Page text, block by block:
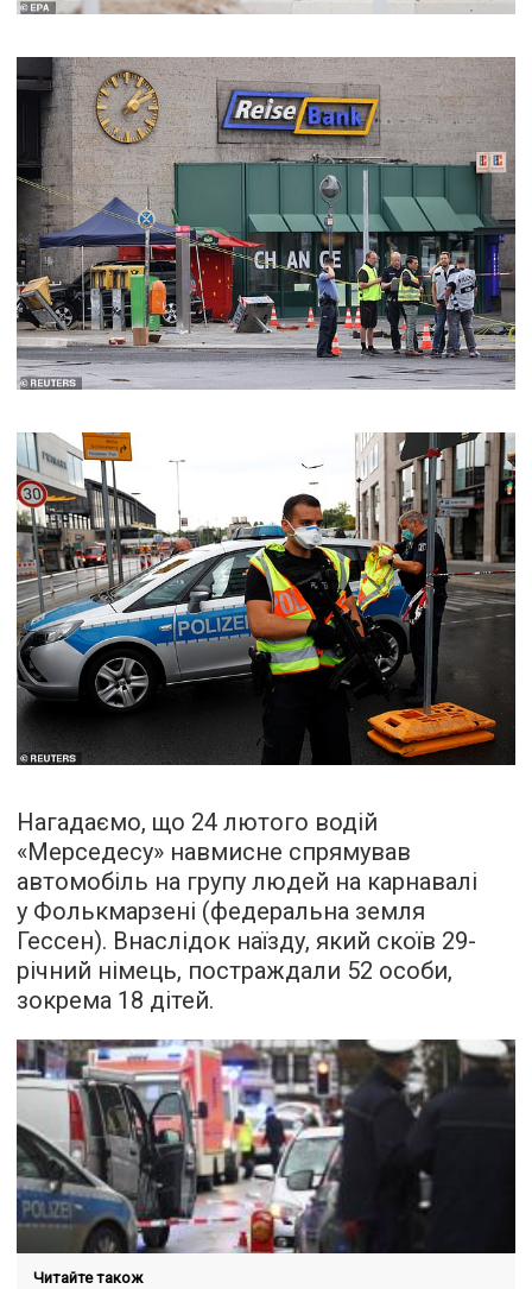
Нагадаємо, що 24 лютого водій
«Мерседесу» навмисне спрямував
автомобіль на групу людей на карнавалі
у Фолькмарзені (федеральна земля
Гессен). Внаслідок наїзду, який скоїв 29-
річний німець, постраждали 52 особи,
зокрема 18 дітей.
Читайте також